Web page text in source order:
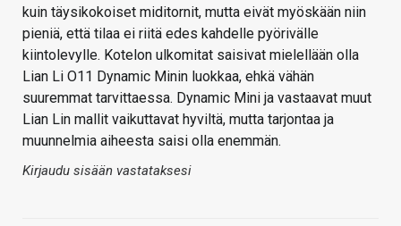
kuin täysikokoiset miditornit, mutta eivät myöskään niin
pieniä, että tilaa ei riitä edes kahdelle pyörivälle
kiintolevylle. Kotelon ulkomitat saisivat mielellään olla
Lian Li O11 Dynamic Minin luokkaa, ehkä vähän
suuremmat tarvittaessa. Dynamic Mini ja vastaavat muut
Lian Lin mallit vaikuttavat hyviltä, mutta tarjontaa ja
muunnelmia aiheesta saisi olla enemmän.
Kirjaudu sisään vastataksesi